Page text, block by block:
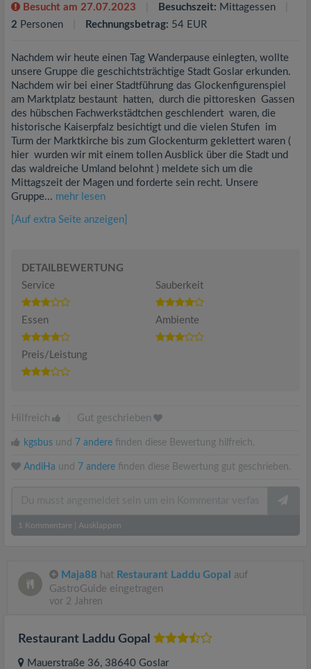
Besucht am 27.07.2023 Besuchszeit: Mittagessen
2 Personen Rechnungsbetrag: 54 EUR
Nachdem wir heute einen Tag Wanderpause einlegten, wollte
unsere Gruppe die geschichtsträchtige Stadt Goslar erkunden.
Nachdem wir bei einer Stadtführung das Glockenfigurenspiel
am Marktplatz bestaunt hatten, durch die pittoresken Gassen
des hübschen Fachwerkstädtchen geschlendert waren, die
historische Kaiserpfalz besichtigt und die vielen Stufen im
Turm der Marktkirche bis zum Glockenturm geklettert waren (
hier wurden wir mit einem tollen Ausblick über die Stadt und
das waldreiche Umland belohnt ) meldete sich um die
Mittagszeit der Magen und forderte sein recht. Unsere
Gruppe... mehr lesen
[Auf extra Seite anzeigen]
DETAILBEWERTUNG
Service
Sauberkeit
Essen Ambiente
Preis/Leistung
Hilfreich Gut geschrieben
kgsbus und 7 andere finden diese Bewertung hilfreich.
AndiHa und 7 andere finden diese Bewertung gut geschrieben.
1 Kommentare Ausklappen
Maja88 hat Restaurant Laddu Gopal
auf
GastroGuide eingetragen
vor 2 Jahren
Restaurant Laddu Gopal
Mauerstraße 36, 38640 Goslar